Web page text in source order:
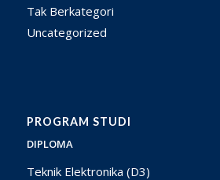
Tak Berkategori
Uncategorized
PROGRAM STUDI
DIPLOMA
Teknik Elektronika (D3)